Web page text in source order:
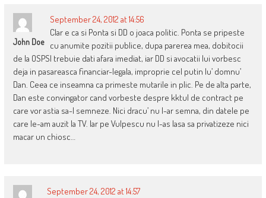
John Doe
September 24, 2012 at 14:56
Clar e ca si Ponta si DD o joaca politic. Ponta se pripeste
cu anumite pozitii publice, dupa parerea mea, dobitocii
de la OSPSI trebuie dati afara imediat, iar DD si avocatii lui vorbesc
deja in pasareasca financiar-legala, improprie cel putin lu’ domnu’
Dan. Ceea ce inseamna ca primeste mutarile in plic. Pe de alta parte,
Dan este convingator cand vorbeste despre kktul de contract pe
care vor astia sa-l semneze. Nici dracu’ nu l-ar semna, din datele pe
care le-am auzit la TV. Iar pe Vulpescu nu l-as lasa sa privatizeze nici
macar un chiosc…
September 24, 2012 at 14:57